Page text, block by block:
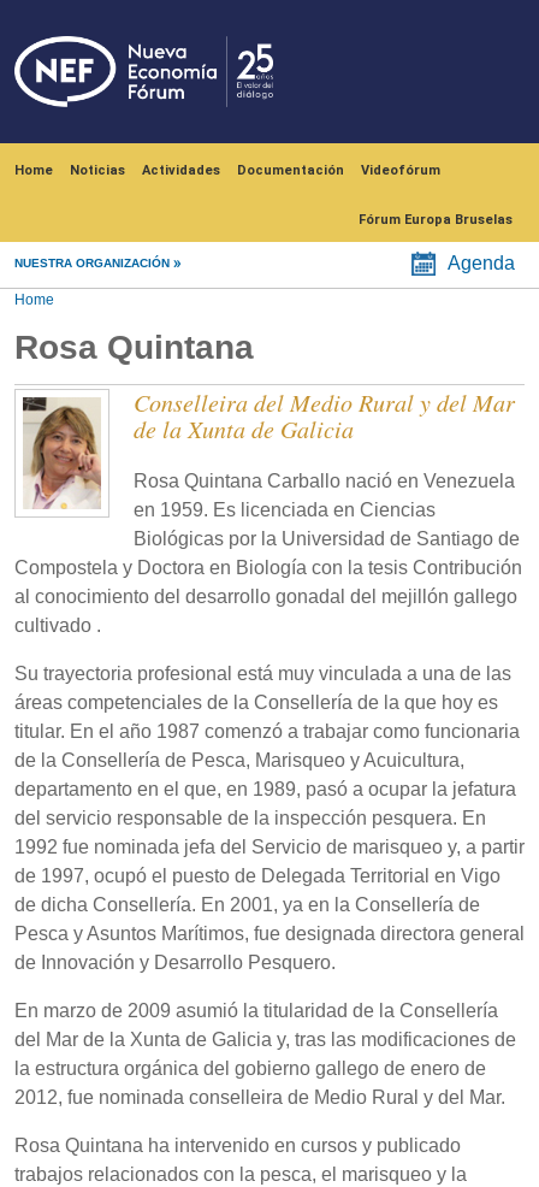
Home Noticias Actividades Documentación Videofórum
Fórum Europa Bruselas
NUESTRA ORGANIZACIÓN Agenda
Home
Rosa Quintana
Conselleira del Medio Rural y del Mar
de la Xunta de Galicia
Rosa Quintana Carballo nació en Venezuela
en 1959. Es licenciada en Ciencias
Biológicas por la Universidad de Santiago de
Compostela y Doctora en Biología con la tesis Contribución
al conocimiento del desarrollo gonadal del mejillón gallego
cultivado .
Su trayectoria profesional está muy vinculada a una de las
áreas competenciales de la Consellería de la que hoy es
titular. En el año 1987 comenzó a trabajar como funcionaria
de la Consellería de Pesca, Marisqueo y Acuicultura,
departamento en el que, en 1989, pasó a ocupar la jefatura
del servicio responsable de la inspección pesquera. En
1992 fue nominada jefa del Servicio de marisqueo y, a partir
de 1997, ocupó el puesto de Delegada Territorial en Vigo
de dicha Consellería. En 2001, ya en la Consellería de
Pesca y Asuntos Marítimos, fue designada directora general
de Innovación y Desarrollo Pesquero.
En marzo de 2009 asumió la titularidad de la Consellería
del Mar de la Xunta de Galicia y, tras las modificaciones de
la estructura orgánica del gobierno gallego de enero de
2012, fue nominada conselleira de Medio Rural y del Mar.
Rosa Quintana ha intervenido en cursos y publicado
trabajos relacionados con la pesca, el marisqueo y la